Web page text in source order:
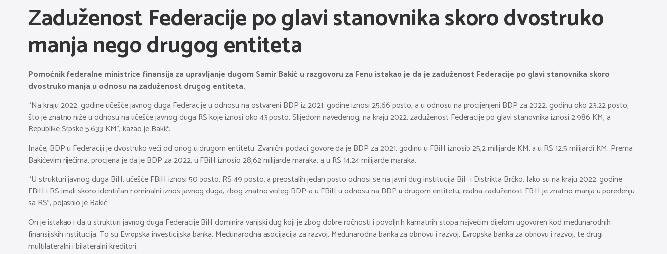
Zaduženost Federacije po glavi stanovnika skoro dvostruko
manja nego drugog entiteta
Pomoćnik federalne ministrice finansija za upravljanje dugom Samir Bakić u razgovoru za Fenu istakao je da je zaduženost Federacije po glavi stanovnika skoro
dvostruko manja u odnosu na zaduženost drugog entiteta.
“Na kraju 2022. godine učešće javnog duga Federacije u odnosu na ostvareni BDP iz 2021. godine iznosi 25,66 posto, a u odnosu na procijenjeni BDP za 2022. godinu oko 23,22 posto,
što je znatno niže u odnosu na učešće javnog duga RS koje iznosi oko 43 posto. Slijedom navedenog, na kraju 2022. zaduženost Federacije po glavi stanovnika iznosi 2.986 KM, a
Republike Srpske 5.633 KM”, kazao je Bakić.
Inače, BDP u Federaciji je dvostruko veći od onog u drugom entitetu. Zvanični podaci govore da je BDP za 2021. godinu u FBiH iznosio 25,2 milijarde KM, a u RS 12,5 milijardi KM. Prema
Bakićevim riječima, procjena je da je BDP za 2022. u FBiH iznosio 28,62 milijarde maraka, a u RS 14,24 milijarde maraka.
“U strukturi javnog duga BiH, učešće FBiH iznosi 50 posto, RS 49 posto, a preostalih jedan posto odnosi se na javni dug institucija BiH i Distrikta Brčko. Iako su na kraju 2022. godine
FBiH i RS imali skoro identičan nominalni iznos javnog duga, zbog znatno većeg BDP-a u FBiH u odnosu na BDP u drugom entitetu, realna zaduženost FBiH je znatno manja u poređenju
sa RS”, pojasnio je Bakić.
On je istakao i da u strukturi javnog duga Federacije BiH dominira vanjski dug koji je zbog dobre ročnosti i povoljnih kamatnih stopa najvećim dijelom ugovoren kod međunarodnih
finansijskih institucija. To su Evropska investicijska banka, Međunarodna asocijacija za razvoj, Međunarodna banka za obnovu i razvoj, Evropska banka za obnovu i razvoj, te drugi
multilateralni i bilateralni kreditori.